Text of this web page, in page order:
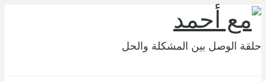
حلقة الوصل بين المشكلة والحل